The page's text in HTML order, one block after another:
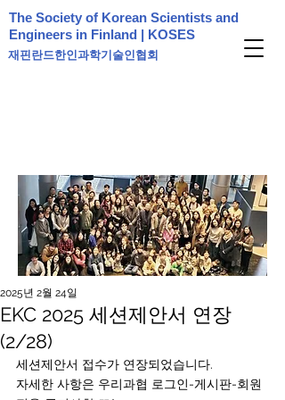
The Society of Korean Scientists and
Engineers in Finland | KOSES
재핀란드한인과학기술인협회
EKC 2025 세션제안서 연장
(2/28)
2025년 2월 24일
세션제안서 접수가 연장되었습니다.
자세한 사항은 우리과협 로그인-게시판-회원